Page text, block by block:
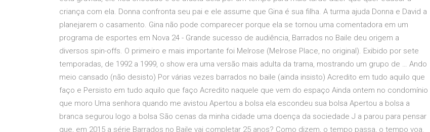
criança com ela. Donna confronta seu pai e ele assume que Gina é sua filha. A turma ajuda Donna e David a
planejarem o casamento. Gina não pode comparecer porque ela se tornou uma comentadora em um
programa de esportes em Nova 24 - Grande sucesso de audiência, Barrados no Baile deu origem a
diversos spin-offs. O primeiro e mais importante foi Melrose (Melrose Place, no original). Exibido por sete
temporadas, de 1992 a 1999, o show era uma versão mais adulta da trama, mostrando um grupo de … Ando
meio cansado (não desisto) Por várias vezes barrados no baile (ainda insisto) Acredito em tudo aquilo que
faço e Persisto em tudo aquilo que faço Acredito naquele que vem do espaço Ainda ontem no condomínio
que moro Uma senhora quando me avistou Apertou a bolsa ela escondeu sua bolsa Apertou a bolsa a
branca segurou logo a bolsa São cenas da minha cidade uma doença da sociedade J a parou para pensar
que, em 2015 a série Barrados no Baile vai completar 25 anos? Como dizem, o tempo passa, o tempo voa.